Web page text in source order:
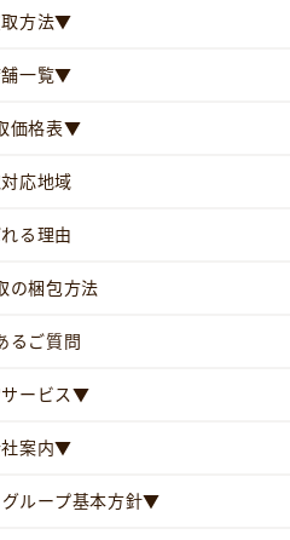
方法▼
一覧▼
価格表▼
応地域
る理由
の梱包方法
るご質問
ービス▼
案内▼
ループ基本方針▼